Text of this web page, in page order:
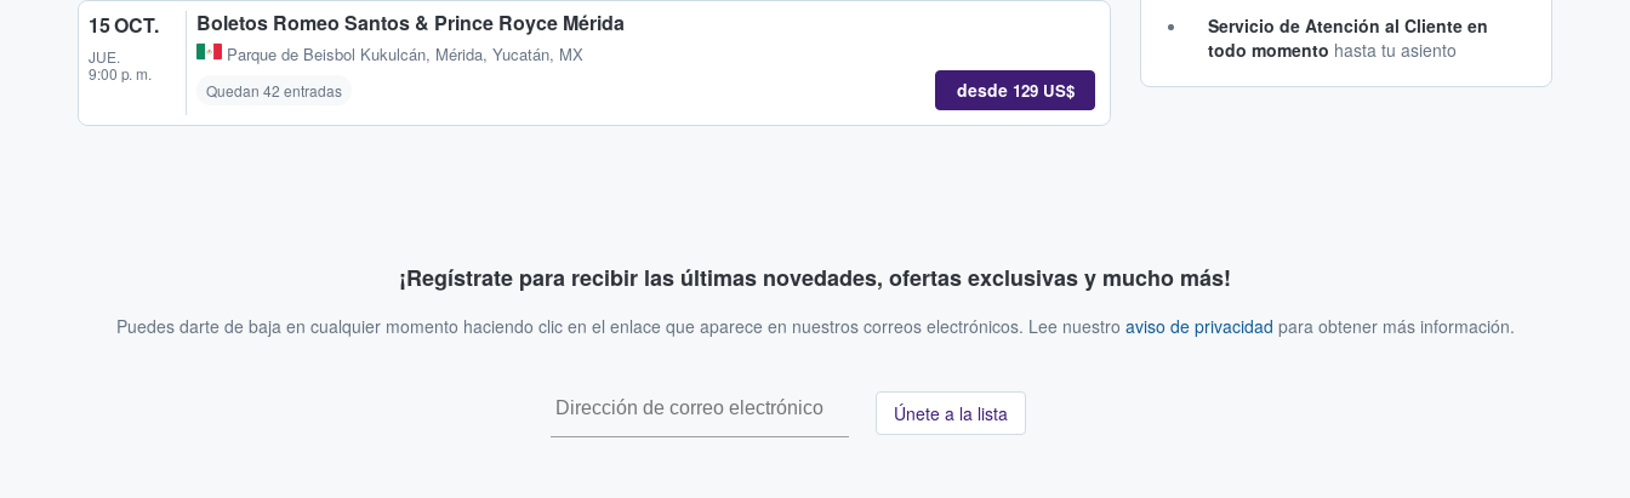
15 OCT.
JUE.
9:00 p. m.
Boletos Romeo Santos & Prince Royce Mérida
Parque de Beisbol Kukulcán, Mérida, Yucatán, MX
Quedan 42 entradas desde 129 US$
Servicio de Atención al Cliente en
todo momento hasta tu asiento
¡Regístrate para recibir las últimas novedades, ofertas exclusivas y mucho más!
Puedes darte de baja en cualquier momento haciendo clic en el enlace que aparece en nuestros correos electrónicos. Lee nuestro aviso de privacidad para obtener más información.
Únete a la lista